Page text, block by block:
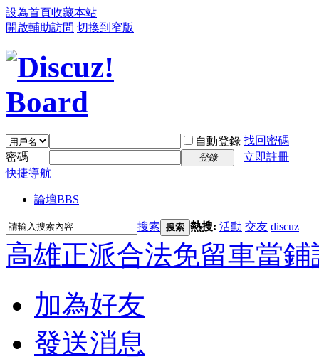
設為首頁收藏本站
開啟輔助訪問 切換到窄版
自動登錄 找回密碼
密碼
登錄
立即註冊
快捷導航
論壇BBS
搜索 搜索 熱搜: 活動 交友 discuz
高雄正派合法免留車當鋪
加為好友
發送消息